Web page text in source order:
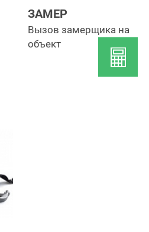
ЗАМЕР
Вызов замерщика на
объект